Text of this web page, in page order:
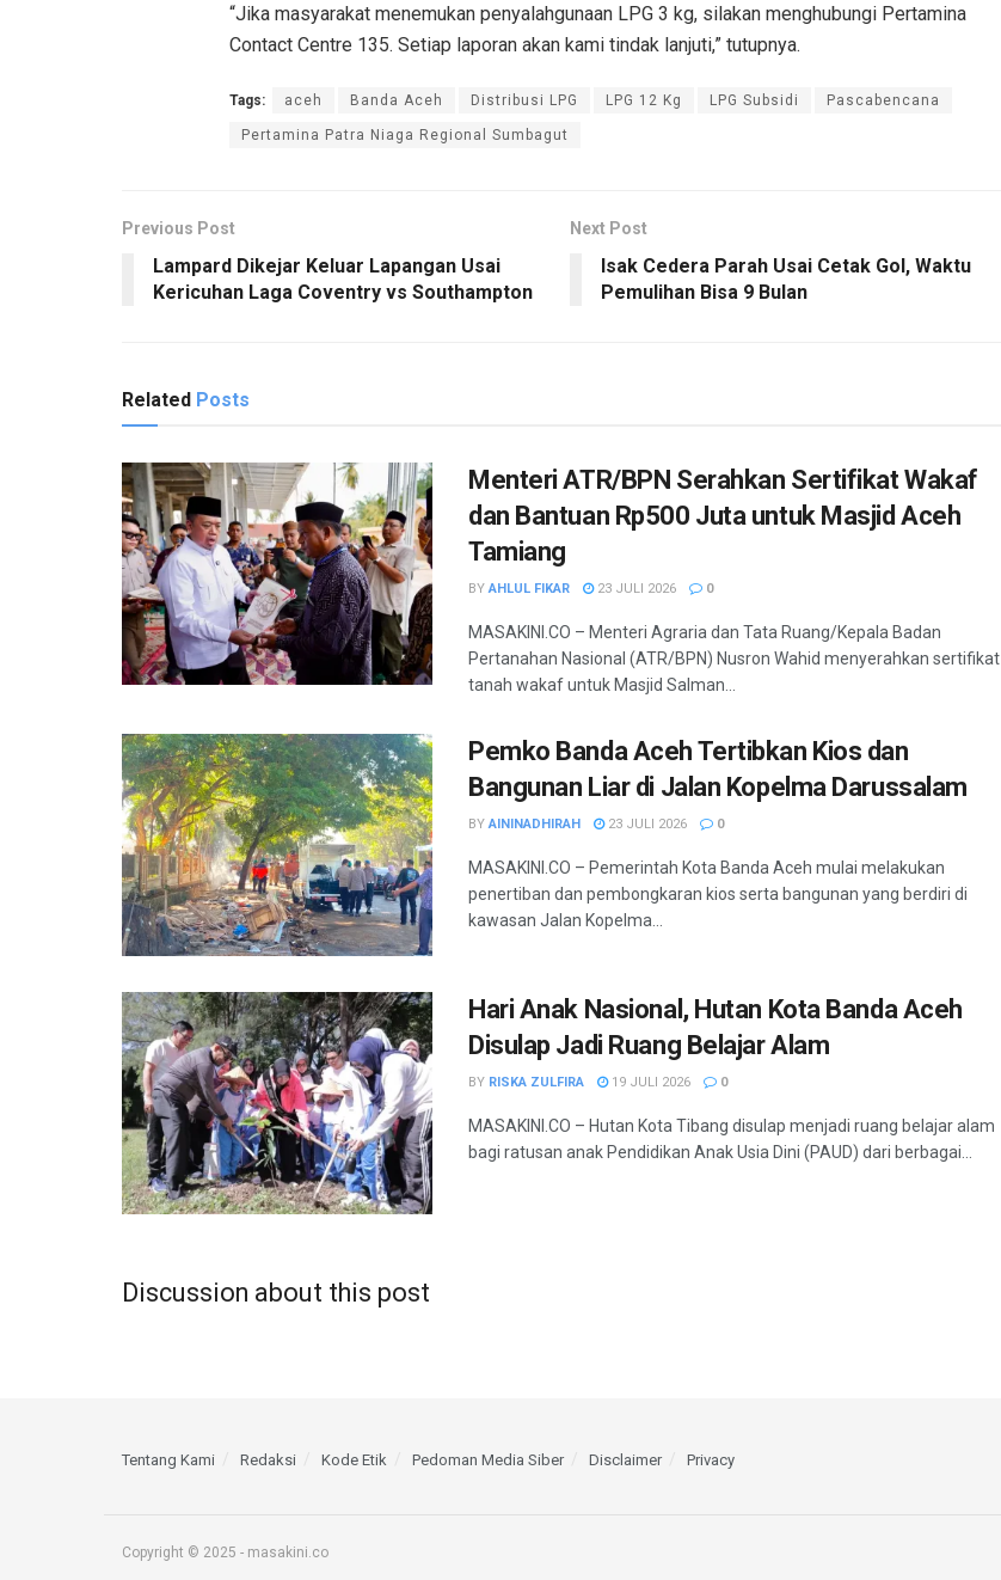
“Jika masyarakat menemukan penyalahgunaan LPG 3 kg, silakan menghubungi Pertamina
Contact Centre 135. Setiap laporan akan kami tindak lanjuti,” tutupnya.
Tags: aceh Banda Aceh Distribusi LPG LPG 12 Kg LPG Subsidi Pascabencana
Pertamina Patra Niaga Regional Sumbagut
Previous Post
Lampard Dikejar Keluar Lapangan Usai
Kericuhan Laga Coventry vs Southampton
Next Post
Isak Cedera Parah Usai Cetak Gol, Waktu
Pemulihan Bisa 9 Bulan
Related Posts
Menteri ATR/BPN Serahkan Sertifikat Wakaf
dan Bantuan Rp500 Juta untuk Masjid Aceh
Tamiang
BY AHLUL FIKAR 23 JULI 2026 0
MASAKINI.CO – Menteri Agraria dan Tata Ruang/Kepala Badan
Pertanahan Nasional (ATR/BPN) Nusron Wahid menyerahkan sertifikat
tanah wakaf untuk Masjid Salman...
Pemko Banda Aceh Tertibkan Kios dan
Bangunan Liar di Jalan Kopelma Darussalam
BY AININADHIRAH 23 JULI 2026 0
MASAKINI.CO – Pemerintah Kota Banda Aceh mulai melakukan
penertiban dan pembongkaran kios serta bangunan yang berdiri di
kawasan Jalan Kopelma...
Hari Anak Nasional, Hutan Kota Banda Aceh
Disulap Jadi Ruang Belajar Alam
BY RISKA ZULFIRA 19 JULI 2026 0
MASAKINI.CO – Hutan Kota Tibang disulap menjadi ruang belajar alam
bagi ratusan anak Pendidikan Anak Usia Dini (PAUD) dari berbagai...
Discussion about this post
Tentang Kami Redaksi Kode Etik Pedoman Media Siber Disclaimer Privacy
Copyright © 2025 - masakini.co